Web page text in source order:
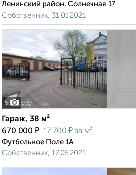
Ленинский район, Солнечная 17
Собственник, 31.01.2021
5
Гараж, 38 м²
670 000 ₽ 17 700 ₽ за м²
Футбольное Поле 1А
Собственник, 17.05.2021